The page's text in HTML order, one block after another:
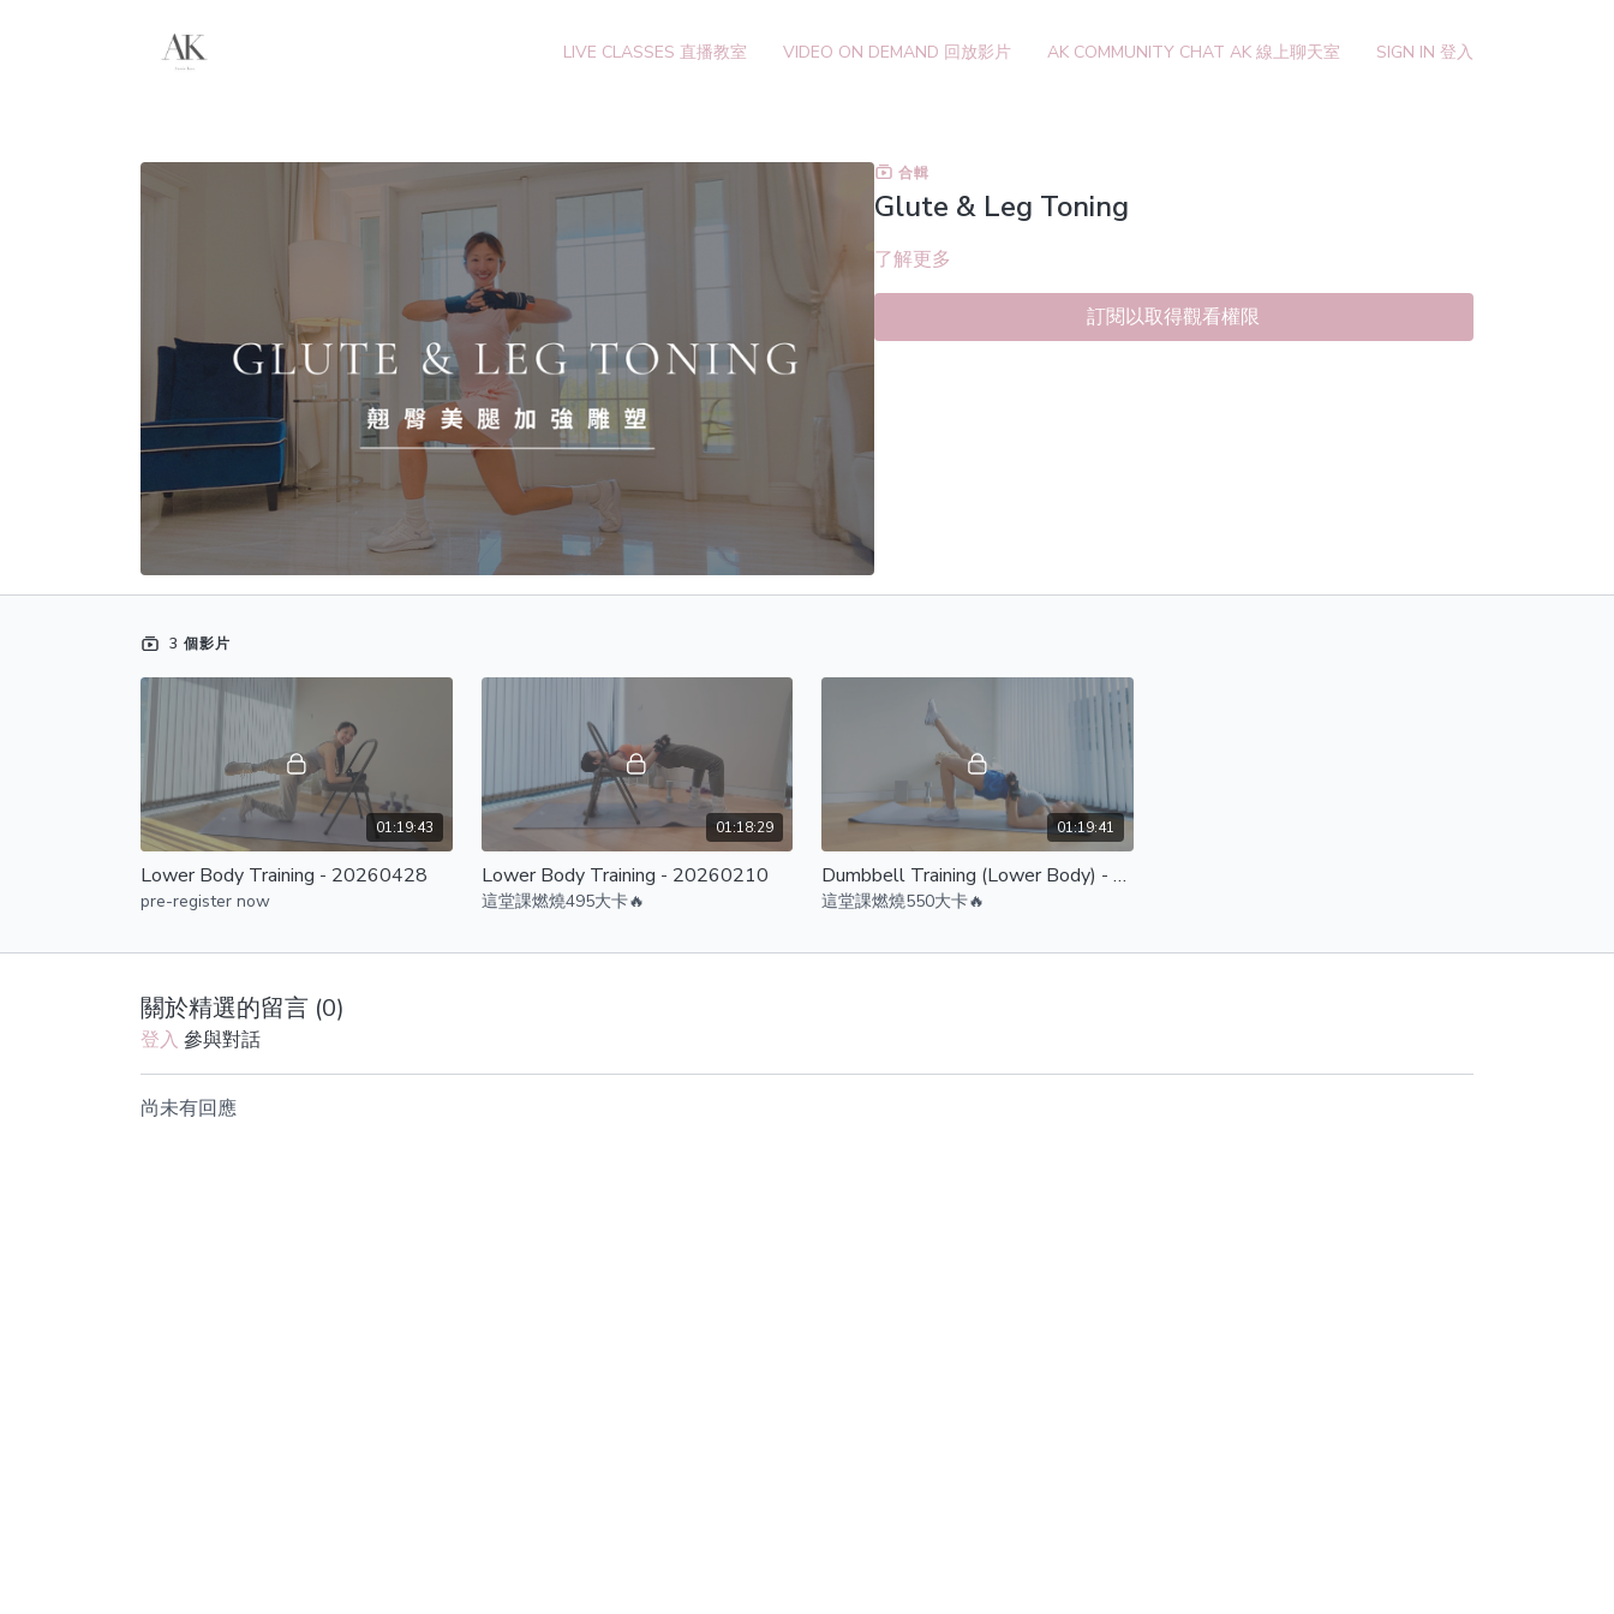
LIVE CLASSES 直播教室 VIDEO ON DEMAND 回放影片 AK COMMUNITY CHAT AK 線上聊天室 SIGN IN 登入
合輯
Glute & Leg Toning
了解更多
訂閱以取得觀看權限
3 個影片
01:19:43
Lower Body Training - 20260428
pre-register now
01:18:29
Lower Body Training - 20260210
這堂課燃燒495大卡🔥
01:19:41
Dumbbell Training (Lower Body) - 20251001
這堂課燃燒550大卡🔥
關於精選的留言 (0)
登入 參與對話
尚未有回應